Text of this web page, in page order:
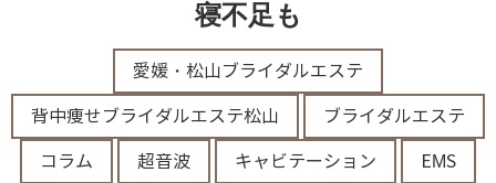
寝不足も
愛媛・松山ブライダルエステ
背中痩せブライダルエステ松山 ブライダルエステ
コラム 超音波 キャビテーション EMS